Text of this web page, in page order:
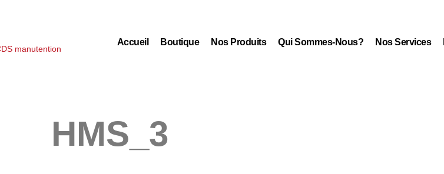
Accueil Boutique Nos Produits Qui Sommes-Nous? Nos Services
HMS_3